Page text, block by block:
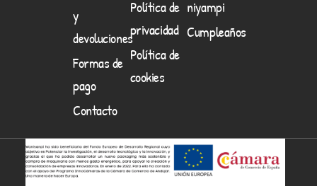
y
devoluciones
Formas de
pago
Contacto
Política de
privacidad
Política de
cookies
niyampi
Cumpleaños